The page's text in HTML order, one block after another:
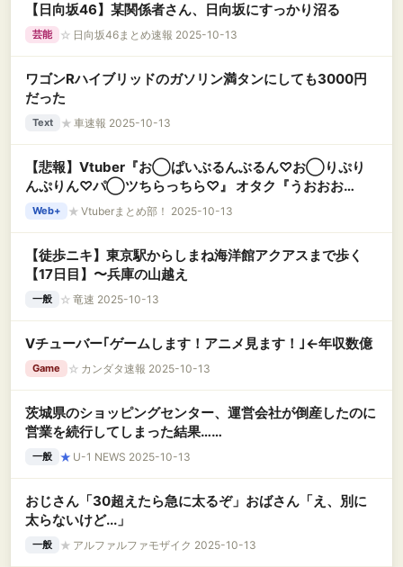
【日向坂46】某関係者さん、日向坂にすっかり沼る
芸能 ☆ 日向坂46まとめ速報 2025-10-13
ワゴンRハイブリッドのガソリン満タンにしても3000円
だった
Text ★ 車速報 2025-10-13
【悲報】Vtuber『お◯ぱいぶるんぶるん♡お◯りぷり
んぷりん♡パ◯ツちらっちら♡』 オタク『うおおお
お！！』ｽﾊﾟﾁｬﾎﾟﾝﾎﾟﾝﾎﾟｰﾝ！
Web+ ★ Vtuberまとめ部！ 2025-10-13
【徒歩ニキ】東京駅からしまね海洋館アクアスまで歩く
【17日目】〜兵庫の山越え
一般 ☆ 竜速 2025-10-13
Vチューバー｢ゲームします！アニメ見ます！｣←年収数億
Game ☆ カンダタ速報 2025-10-13
茨城県のショッピングセンター、運営会社が倒産したのに
営業を続行してしまった結果……
一般 ★ U-1 NEWS 2025-10-13
おじさん「30超えたら急に太るぞ」おばさん「え、別に
太らないけど...」
一般 ★ アルファルファモザイク 2025-10-13